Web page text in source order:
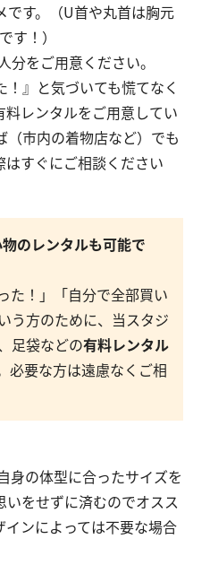
です。（U首や丸首は胸元
す！）
分をご用意ください。
』と気づいても慌てなく
レンタルをご用意してい
（市内の着物店など）でも
すぐにご相談ください
のレンタルも可能で
た！」「自分で全部買い
う方のために、当スタジ
足袋などの有料レンタル
必要な方は遠慮なくご相
身の体型に合ったサイズを
をせずに済むのでオスス
ンによっては不要な場合